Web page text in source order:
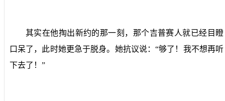
其实在他掏出新约的那一刻，那个吉普赛人就已经目瞪
口呆了，此时她更急于脱身。她抗议说：“够了！我不想再听
下去了！”